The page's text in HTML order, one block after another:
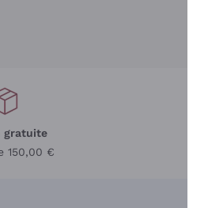
gratuite
150,00 €